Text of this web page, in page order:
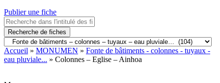
Publier une fiche
Recherche de fiches
Accueil » MONUMEN » Fonte de bâtiments - colonnes - tuyaux -
eau pluviale... » Colonnes – Eglise – Ainhoa